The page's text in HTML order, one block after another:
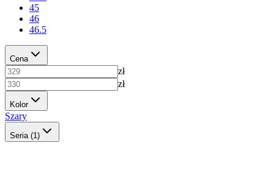
45
46
46.5
Cena
zł
zł
Kolor
Szary
Seria (1)